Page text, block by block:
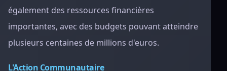
également des ressources financières
importantes, avec des budgets pouvant atteindre
plusieurs centaines de millions d'euros.
L'Action Communautaire